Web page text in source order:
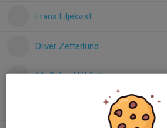
Frans Liljekvist
Oliver Zetterlund
11. Oskar Hökfelt
21. Rufus Lorenius